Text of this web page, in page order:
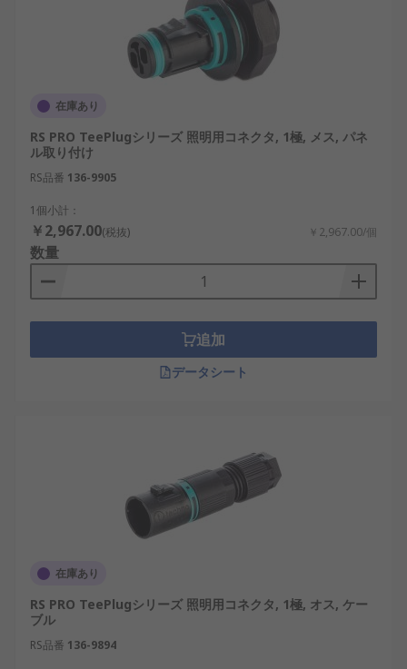
経済性：照明用コネクタの価格や値段を考慮
しても、施工時間短縮や再利用によりコスパ
に優れます。例として、長期運用される生産
次に、使用にあたって理解しておきたい注意点もあ
ります。
ん。
使用環境に適合しない場合、劣化が早まるこ
とがあります。
照明用コネクタの選定では、設備条件と安全要件を
明確にすることが重要です。
極数：必要な電力線や制御線の本数に合わせ
接続方式：プラグ式かソケット式かを用途に
応じて選択します。
定格電圧：250V、400V、500V、630V、
す。
定格電流：照明器具の消費電流に十分対応で
在庫あり
RS PRO TeePlugシリーズ 照明用コネクタ, 1極, メス, パネ
ル取り付け
RS品番 136-9905
1個小計：
￥2,967.00(税抜) ￥2,967.00/個
数量
追加
データシート
在庫あり
RS PRO TeePlugシリーズ 照明用コネクタ, 1極, オス, ケー
ブル
RS品番 136-9894